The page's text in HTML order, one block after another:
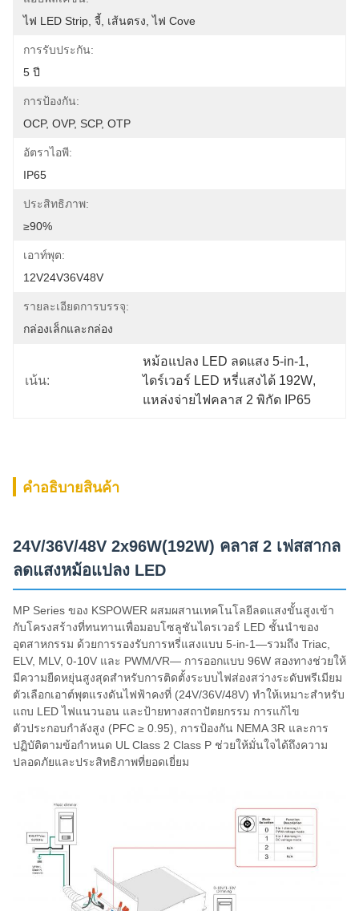
ไฟ LED Strip, จี้, เส้นตรง, ไฟ Cove
การรับประกัน:
5 ปี
การป้องกัน:
OCP, OVP, SCP, OTP
อัตราไอพี:
IP65
ประสิทธิภาพ:
≥90%
เอาท์พุต:
12V24V36V48V
รายละเอียดการบรรจุ:
กล่องเล็กและกล่อง
เน้น:
หม้อแปลง LED ลดแสง 5-in-1,
ไดร์เวอร์ LED หรี่แสงได้ 192W,
แหล่งจ่ายไฟคลาส 2 พิกัด IP65
คําอธิบายสินค้า
24V/36V/48V 2x96W(192W) คลาส 2 เฟสสากล
ลดแสงหม้อแปลง LED
MP Series ของ KSPOWER ผสมผสานเทคโนโลยีลดแสงขั้นสูงเข้า
กับโครงสร้างที่ทนทานเพื่อมอบโซลูชันไดรเวอร์ LED ชั้นนำของ
อุตสาหกรรม ด้วยการรองรับการหรี่แสงแบบ 5-in-1—รวมถึง Triac,
ELV, MLV, 0-10V และ PWM/VR— การออกแบบ 96W สองทางช่วยให้
มีความยืดหยุ่นสูงสุดสำหรับการติดตั้งระบบไฟส่องสว่างระดับพรีเมียม
ตัวเลือกเอาต์พุตแรงดันไฟฟ้าคงที่ (24V/36V/48V) ทำให้เหมาะสำหรับ
แถบ LED ไฟแนวนอน และป้ายทางสถาปัตยกรรม การแก้ไข
ตัวประกอบกำลังสูง (PFC ≥ 0.95), การป้องกัน NEMA 3R และการ
ปฏิบัติตามข้อกำหนด UL Class 2 Class P ช่วยให้มั่นใจได้ถึงความ
ปลอดภัยและประสิทธิภาพที่ยอดเยี่ยม